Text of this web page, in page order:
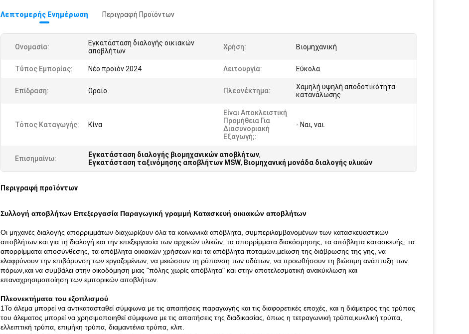
Λεπτομερής Ενημέρωση Περιγραφή Προϊόντων
Ονομασία:
Εγκατάσταση διαλογής οικιακών
αποβλήτων
Χρήση: Βιομηχανική
Τύπος Εμπορίας: Νέο προϊόν 2024 Λειτουργία: Εύκολα.
Επίδραση: Ωραίο. Πλεονέκτημα:
Χαμηλή υψηλή αποδοτικότητα
κατανάλωσης
Τόπος Καταγωγής: Κίνα
Είναι Αποκλειστική
Προμήθεια Για
Διασυνοριακή
Εξαγωγή;:
- Ναι, ναι.
Επισημαίνω: Εγκατάσταση διαλογής βιομηχανικών αποβλήτων,
Εγκατάσταση ταξινόμησης αποβλήτων MSW, Βιομηχανική μονάδα διαλογής υλικών
Περιγραφή προϊόντων
Συλλογή αποβλήτων Επεξεργασία Παραγωγική γραμμή Κατασκευή οικιακών αποβλήτων
Οι μηχανές διαλογής απορριμμάτων διαχωρίζουν όλα τα κοινωνικά απόβλητα, συμπεριλαμβανομένων των κατασκευαστικών
αποβλήτων.και για τη διαλογή και την επεξεργασία των αρχικών υλικών, τα απορρίμματα διακόσμησης, τα απόβλητα κατασκευής, τα
απορρίμματα αποσύνθεσης, τα απόβλητα οικιακών χρήσεων και τα απόβλητα ποταμών.μείωση της διάβρωσης της γης, να
ελαφρύνουν την επιβάρυνση των εργαζομένων, να μειώσουν τη ρύπανση των υδάτων, να προωθήσουν τη βιώσιμη ανάπτυξη των
πόρων,και να συμβάλει στην οικοδόμηση μιας "πόλης χωρίς απόβλητα" και στην αποτελεσματική ανακύκλωση και
επαναχρησιμοποίηση των εμπορικών αποβλήτων.
Πλεονεκτήματα του εξοπλισμού
1Το άλεμα μπορεί να αντικατασταθεί σύμφωνα με τις απαιτήσεις παραγωγής και τις διαφορετικές εποχές, και η διάμετρος της τρύπας
του άλεματος μπορεί να χρησιμοποιηθεί σύμφωνα με τις απαιτήσεις της διαδικασίας, όπως η τετραγωνική τρύπα,κυκλική τρύπα,
ελλειπτική τρύπα, επιμήκη τρύπα, διαμαντένια τρύπα, κλπ.